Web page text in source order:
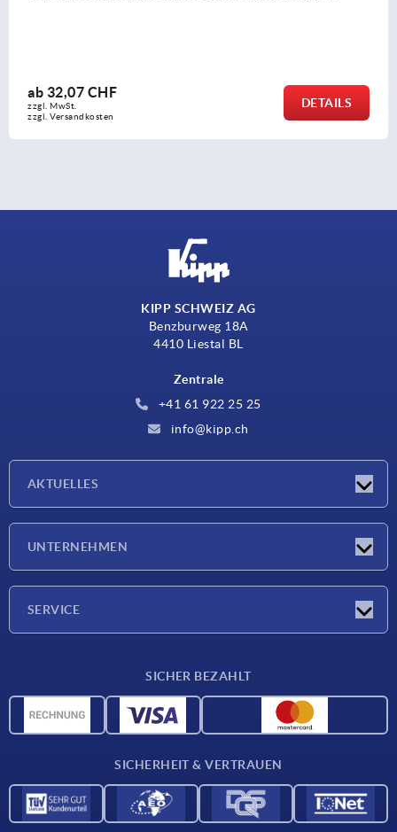
37,47 CHF
zzgl. Versandkosten
KIPP SCHWEIZ AG
Benzburweg 18A
4410 Liestal BL
Zentrale
+41 61 922 25 25
info@kipp.ch
AKTUELLES
UNTERNEHMEN
SERVICE
CAD-Daten
SICHER BEZAHLT
SICHERHEIT & VERTRAUEN